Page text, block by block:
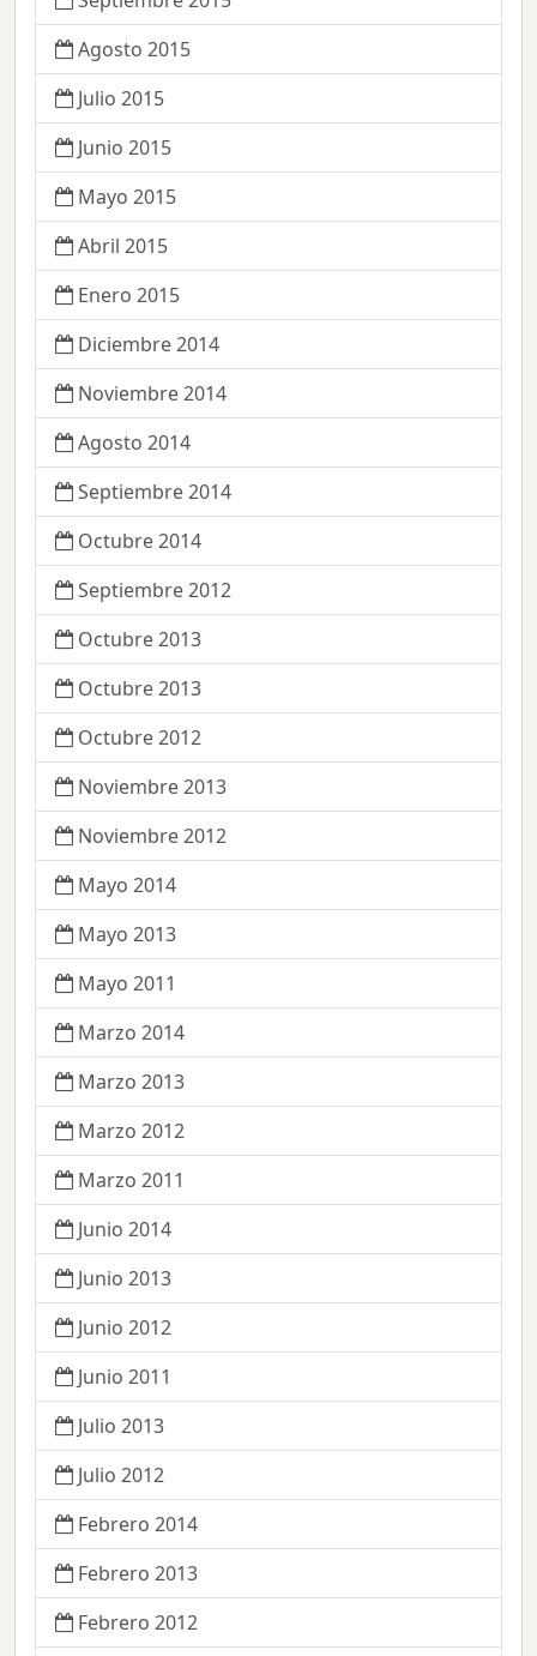
Agosto 2015
Julio 2015
Junio 2015
Mayo 2015
Abril 2015
Enero 2015
Diciembre 2014
Noviembre 2014
Agosto 2014
Septiembre 2014
Octubre 2014
Septiembre 2012
Octubre 2013
Octubre 2013
Octubre 2012
Noviembre 2013
Noviembre 2012
Mayo 2014
Mayo 2013
Mayo 2011
Marzo 2014
Marzo 2013
Marzo 2012
Marzo 2011
Junio 2014
Junio 2013
Junio 2012
Junio 2011
Julio 2013
Julio 2012
Febrero 2014
Febrero 2013
Febrero 2012